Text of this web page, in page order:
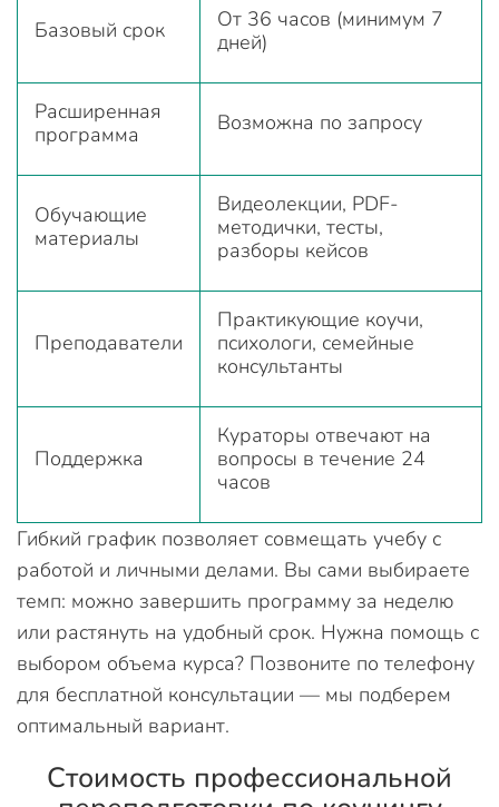
Базовый срок
От 36 часов (минимум 7
дней)
Расширенная
программа
Возможна по запросу
Обучающие
материалы
Видеолекции, PDF-
методички, тесты,
разборы кейсов
Преподаватели
Практикующие коучи,
психологи, семейные
консультанты
Поддержка
Кураторы отвечают на
вопросы в течение 24
часов
Гибкий график позволяет совмещать учебу с
работой и личными делами. Вы сами выбираете
темп: можно завершить программу за неделю
или растянуть на удобный срок. Нужна помощь с
выбором объема курса? Позвоните по телефону
для бесплатной консультации — мы подберем
оптимальный вариант.
Стоимость профессиональной